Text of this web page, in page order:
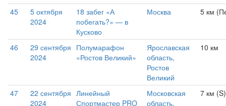
45
5 октября
2024
18 забег «А
побегать?» — в
Кусково
Москва 5 км
46
29 сентября
2024
Полумарафон
«Ростов Великий»
Ярославская
область,
Ростов
Великий
10 км
47
22 сентября
2024
Линейный
Спортмастер PRO
Московская
область,
7 км (S)